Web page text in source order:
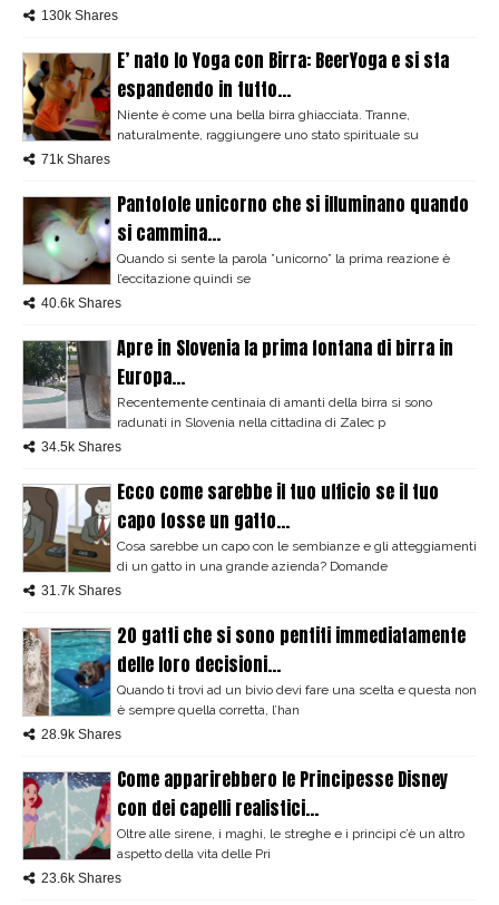
130k Shares
E’ nato lo Yoga con Birra: BeerYoga e si sta
espandendo in tutto...
Niente è come una bella birra ghiacciata. Tranne,
naturalmente, raggiungere uno stato spirituale su
71k Shares
Pantofole unicorno che si illuminano quando
si cammina...
Quando si sente la parola ”unicorno” la prima reazione è
l’eccitazione quindi se
40.6k Shares
Apre in Slovenia la prima fontana di birra in
Europa...
Recentemente centinaia di amanti della birra si sono
radunati in Slovenia nella cittadina di Zalec p
34.5k Shares
Ecco come sarebbe il tuo ufficio se il tuo
capo fosse un gatto...
Cosa sarebbe un capo con le sembianze e gli atteggiamenti
di un gatto in una grande azienda? Domande
31.7k Shares
20 gatti che si sono pentiti immediatamente
delle loro decisioni...
Quando ti trovi ad un bivio devi fare una scelta e questa non
è sempre quella corretta, l’han
28.9k Shares
Come apparirebbero le Principesse Disney
con dei capelli realistici...
Oltre alle sirene, i maghi, le streghe e i principi c’è un altro
aspetto della vita delle Pri
23.6k Shares